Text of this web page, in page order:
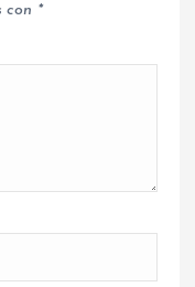
con *